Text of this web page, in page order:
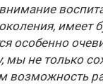
имеет
особенно
мы не только
возможность